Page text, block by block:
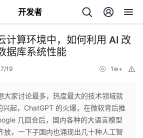
开发者
计算环境中，如何利用 AI 改
据库系统性能
19 1w+
大家讨论最多，热度最大的技术领域就
兴起，ChatGPT 的火爆，在微软背后推
几回合后，国内各种的大语言模型
放，一下子国内也涌现出几十种人工智